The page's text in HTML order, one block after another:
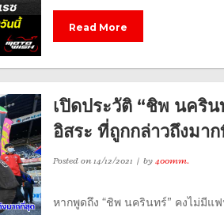
Read More
เปิดประวัติ “ชิพ นคริ
อิสระ ที่ถูกกล่าวถึงมา
Posted on14/12/2021 by400mm.
หากพูดถึง “ชิพ นครินทร์” คงไม่มีแ